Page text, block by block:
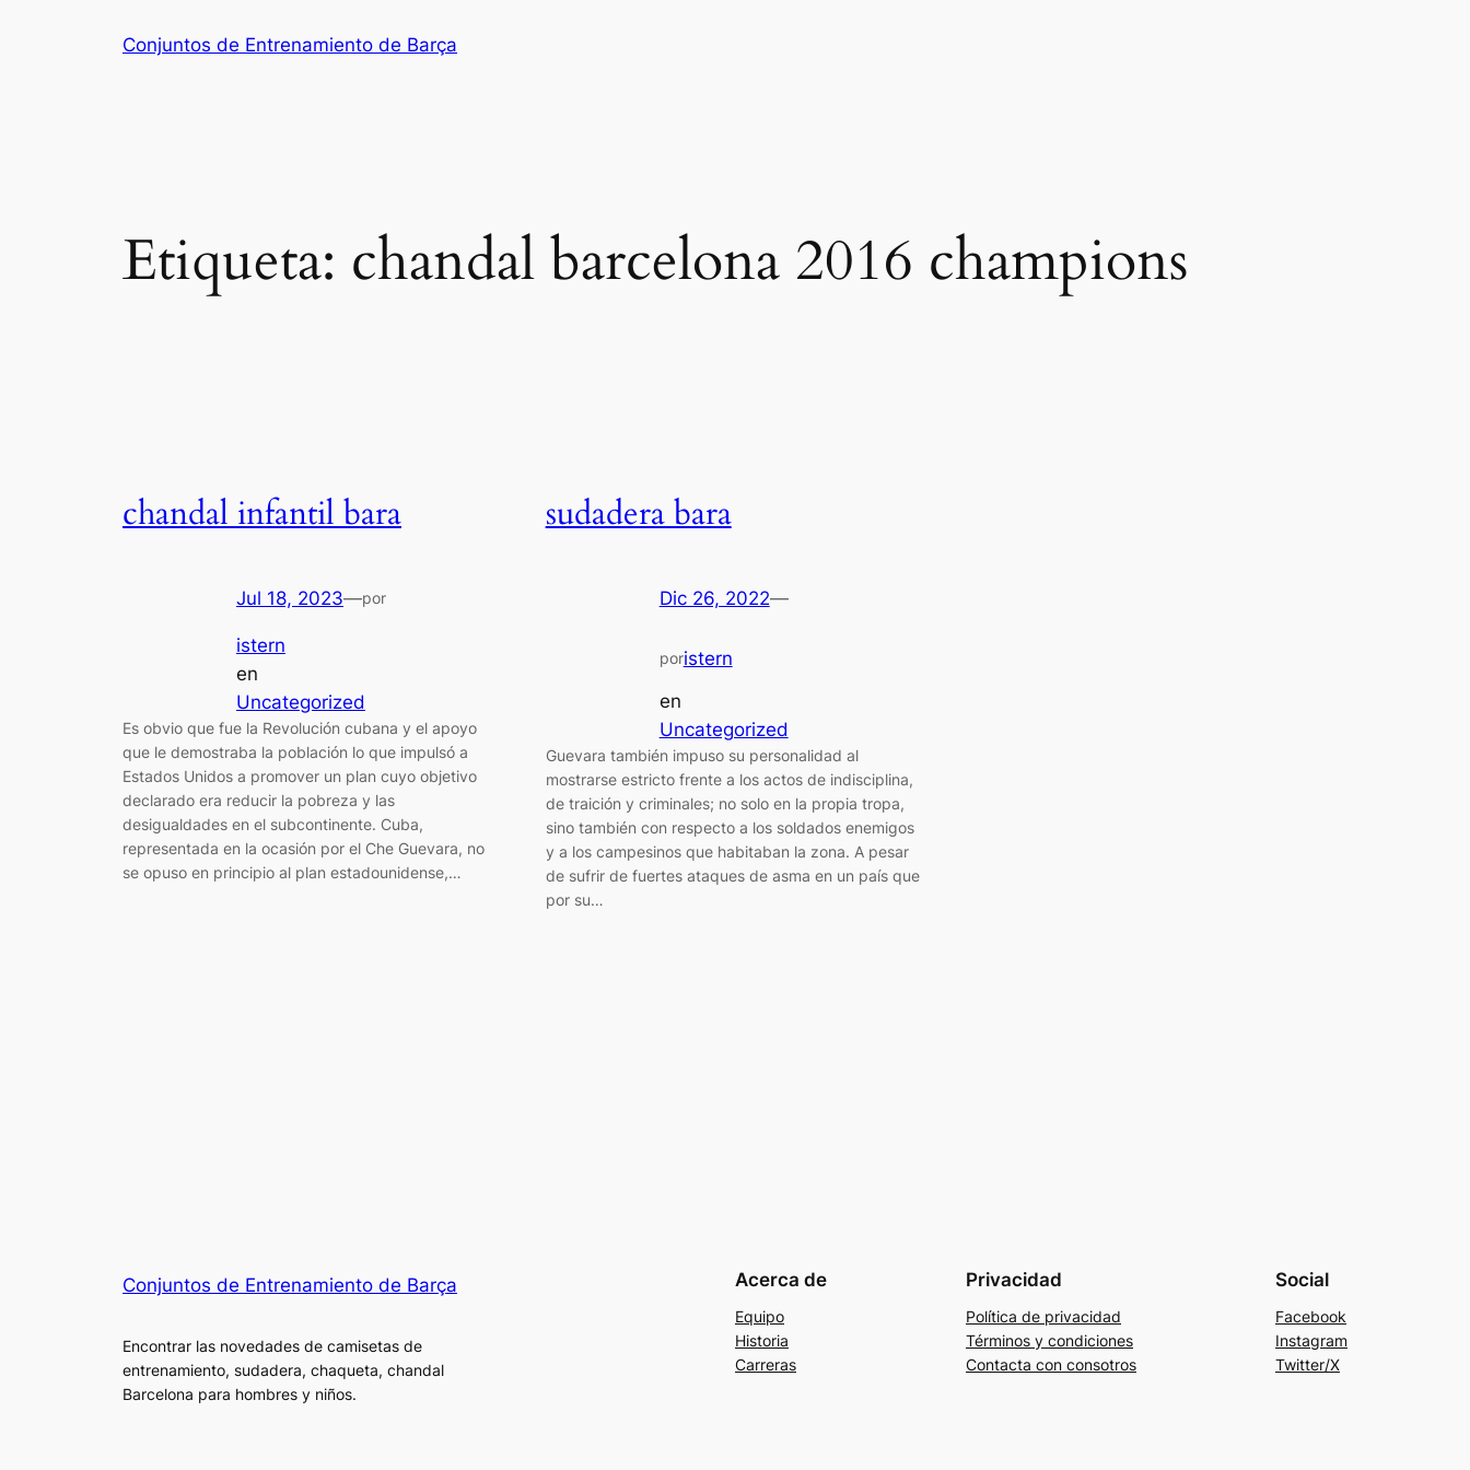
Conjuntos de Entrenamiento de Barça
Etiqueta: chandal barcelona 2016 champions
chandal infantil bara
Jul 18, 2023—por
istern
en
Uncategorized
Es obvio que fue la Revolución cubana y el apoyo
que le demostraba la población lo que impulsó a
Estados Unidos a promover un plan cuyo objetivo
declarado era reducir la pobreza y las
desigualdades en el subcontinente. Cuba,
representada en la ocasión por el Che Guevara, no
se opuso en principio al plan estadounidense,…
sudadera bara
Dic 26, 2022—
poristern
en
Uncategorized
Guevara también impuso su personalidad al
mostrarse estricto frente a los actos de indisciplina,
de traición y criminales; no solo en la propia tropa,
sino también con respecto a los soldados enemigos
y a los campesinos que habitaban la zona. A pesar
de sufrir de fuertes ataques de asma en un país que
por su…
Conjuntos de Entrenamiento de Barça
Encontrar las novedades de camisetas de
entrenamiento, sudadera, chaqueta, chandal
Barcelona para hombres y niños.
Acerca de
Equipo
Historia
Carreras
Privacidad
Política de privacidad
Términos y condiciones
Contacta con consotros
Social
Facebook
Instagram
Twitter/X